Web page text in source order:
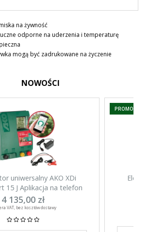
na żywność
odporne na uderzenia i temperaturę
mogą być zadrukowane na życzenie
NOWOŚCI
uniwersalny AKO XDi
15 J Aplikacja na telefon
4 135,00 zł
VAT, bez kosztów dostawy
PROMOCJA